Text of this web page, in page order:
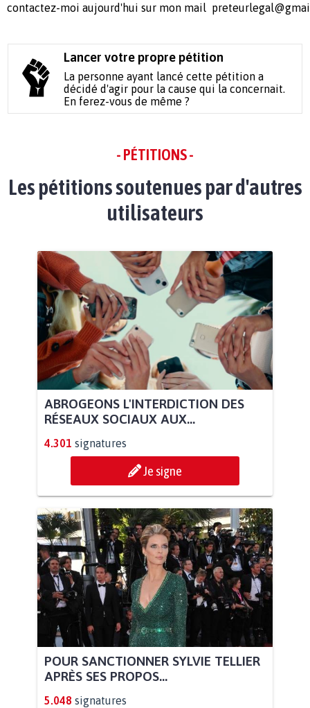
contactez-moi aujourd'hui sur mon mail
Lancer votre propre pétition
La personne ayant lancé cette pétition a
décidé d'agir pour la cause qui la concernait.
En ferez-vous de même ?
- PÉTITIONS -
Les pétitions soutenues par d'autres
utilisateurs
ABROGEONS L'INTERDICTION DES
RÉSEAUX SOCIAUX AUX...
4.301 signatures
Je signe
POUR SANCTIONNER SYLVIE TELLIER
APRÈS SES PROPOS...
5.048 signatures